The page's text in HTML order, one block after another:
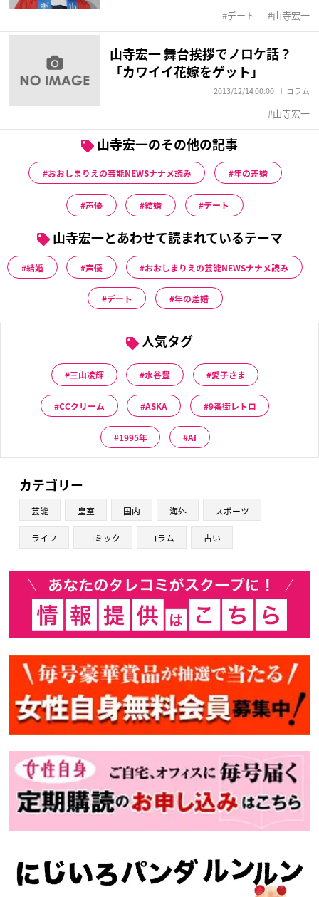
デート 山寺宏一
山寺宏一 舞台挨拶でノロケ話？
「カワイイ花嫁をゲット」
2013/12/14 00:00 コラム
山寺宏一
山寺宏一のその他の記事
おおしまりえの芸能NEWSナナメ読み 年の差婚
声優 結婚 デート
山寺宏一とあわせて読まれているテーマ
結婚 声優 おおしまりえの芸能NEWSナナメ読み
デート 年の差婚
人気タグ
三山凌輝 水谷豊 愛子さま
CCクリーム ASKA 9番街レトロ
1995年 AI
カテゴリー
芸能 皇室 国内 海外 スポーツ
ライフ コミック コラム 占い